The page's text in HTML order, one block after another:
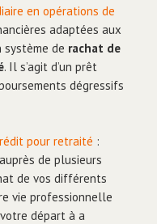
en opérations de
adaptées aux
de rachat de
. Il s’agit d’un prêt
dégressifs
pour retraité :
de plusieurs
de vos différents
vie professionnelle
départ à a